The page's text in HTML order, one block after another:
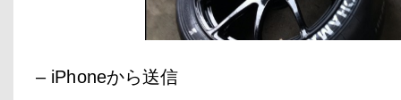
– iPhoneから送信